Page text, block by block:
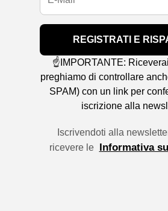
REGISTRATI E
☝️IMPORTANTE:
preghiamo di controllare
SPAM) con un link per
iscrizione alla
Iscrivendoti alla
ricevere le Informativa